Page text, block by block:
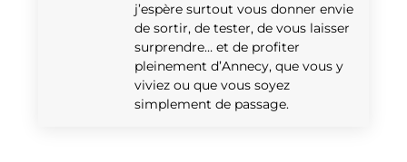
j’espère surtout vous donner envie
de sortir, de tester, de vous laisser
surprendre… et de profiter
pleinement d’Annecy, que vous y
viviez ou que vous soyez
simplement de passage.